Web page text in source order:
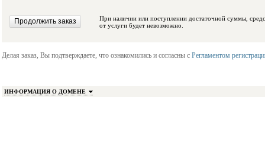
При наличии или поступлении достаточной суммы, средства будут
от услуги будет невозможно.
Делая заказ, Вы подтверждаете, что ознакомились и согласны с Регламентом
ИНФОРМАЦИЯ О ДОМЕНЕ